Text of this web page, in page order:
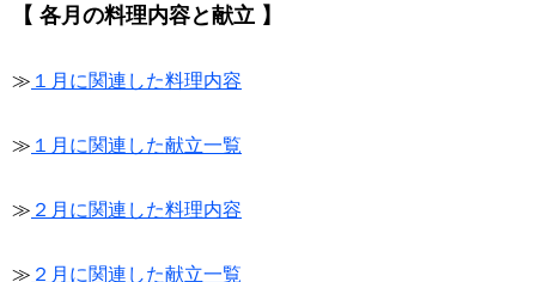
【 各月の料理内容と献立 】
≫ １月に関連した料理内容
≫ １月に関連した献立一覧
≫ ２月に関連した料理内容
≫ ２月に関連した献立一覧